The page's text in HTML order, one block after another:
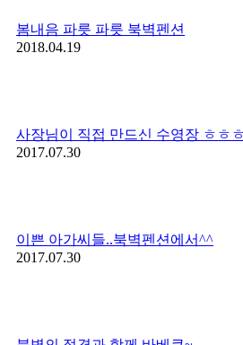
봄내음 파릇 파릇 북벽펜션
2018.04.19
사장님이 직접 만드신 수영장 ㅎㅎㅎ
2017.07.30
이쁜 아가씨들..북벽펜션에서^^
2017.07.30